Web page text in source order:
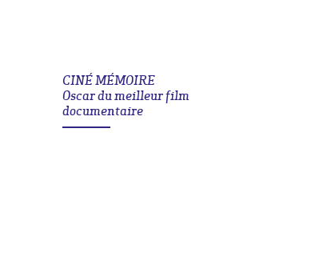
CINÉ MÉMOIRE
Oscar du meilleur film
documentaire